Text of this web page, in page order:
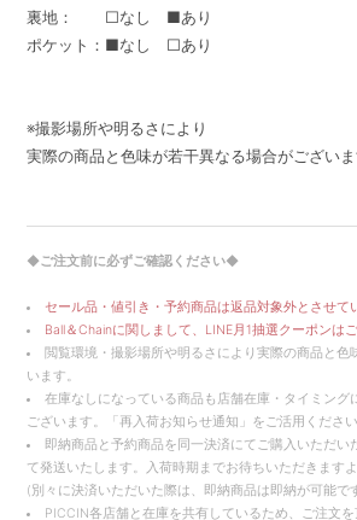
裏地： □なし ■あり
ポケット：■なし □あり
※撮影場所や明るさにより
実際の商品と色味が若干異なる場合がございま
◆ご注文前に必ずご確認ください◆
セール品・値引き・予約商品は返品対象外とさせて
Ball＆Chainに関しまして、LINE月1抽選クーポンは
閲覧環境・撮影場所や明るさにより実際の商品と色
います。
在庫なしになっている商品も店舗在庫・タイミング
ございます。「再入荷お知らせ通知」をご活用ください
即納商品と予約商品を同一決済にてご購入いただい
て発送いたします。入荷時期までお待ちいただきます
(別々に決済いただいた際は、即納商品は即納が可能で
PICCIN各店舗と在庫を共有しているため、ご注文